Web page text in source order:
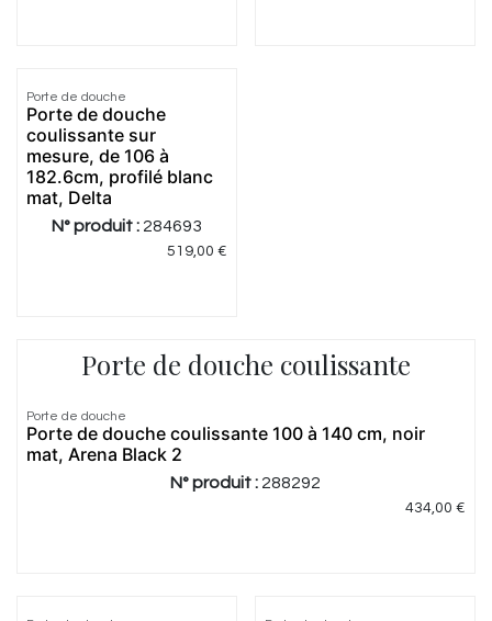
Porte de douche
Porte de douche
coulissante sur
mesure, de 106 à
182.6cm, profilé blanc
mat, Delta
N° produit : 284693
519,00 €
Porte de douche coulissante
Porte de douche
Porte de douche coulissante 100 à 140 cm, noir
mat, Arena Black 2
N° produit : 288292
434,00 €